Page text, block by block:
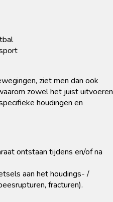
ziet men dan ook
zowel het juist uitvoeren
houdingen en
ontstaan tijdens en/of na
aan het houdings- /
fracturen).